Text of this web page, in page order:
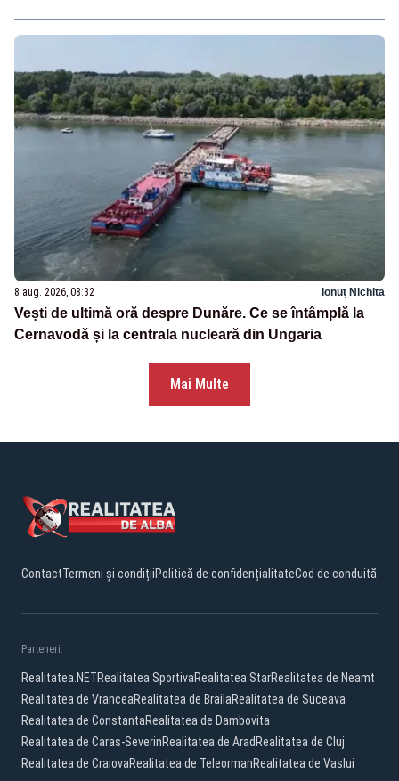
8 aug. 2026, 08:32 Ionuț Nichita
Vești de ultimă oră despre Dunăre. Ce se întâmplă la
Cernavodă și la centrala nucleară din Ungaria
Mai Multe
ContactTermeni și condițiiPolitică de confidențialitateCod de conduită
Parteneri:
Realitatea.NETRealitatea SportivaRealitatea StarRealitatea de Neamt
Realitatea de VranceaRealitatea de BrailaRealitatea de Suceava
Realitatea de ConstantaRealitatea de Dambovita
Realitatea de Caras-SeverinRealitatea de Arad Realitatea de Cluj
Realitatea de CraiovaRealitatea de TeleormanRealitatea de Vaslui